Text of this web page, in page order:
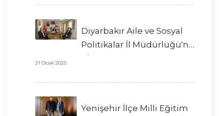
Diyarbakır Aile ve Sosyal
Politikalar İl Müdürlüğü'ne
Ziyaret
21 Ocak 2025
Yenişehir İlçe Milli Eğitim